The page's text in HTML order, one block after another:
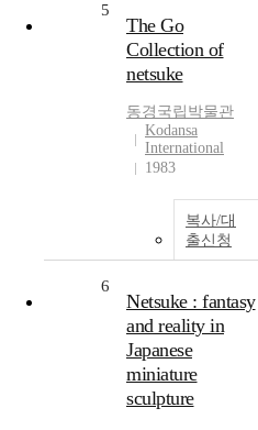
5
The Go
Collection of
netsuke
동경국립박물관
Kodansa
International
1983
복사/대
출신청
6
Netsuke : fantasy
and reality in
Japanese
miniature
sculpture